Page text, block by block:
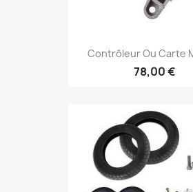
Contrôleur Ou Carte
78,00 €